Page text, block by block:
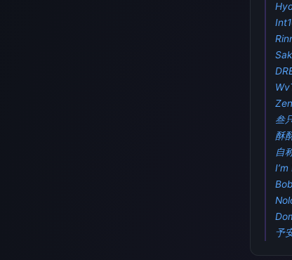
叁
酥
自
予